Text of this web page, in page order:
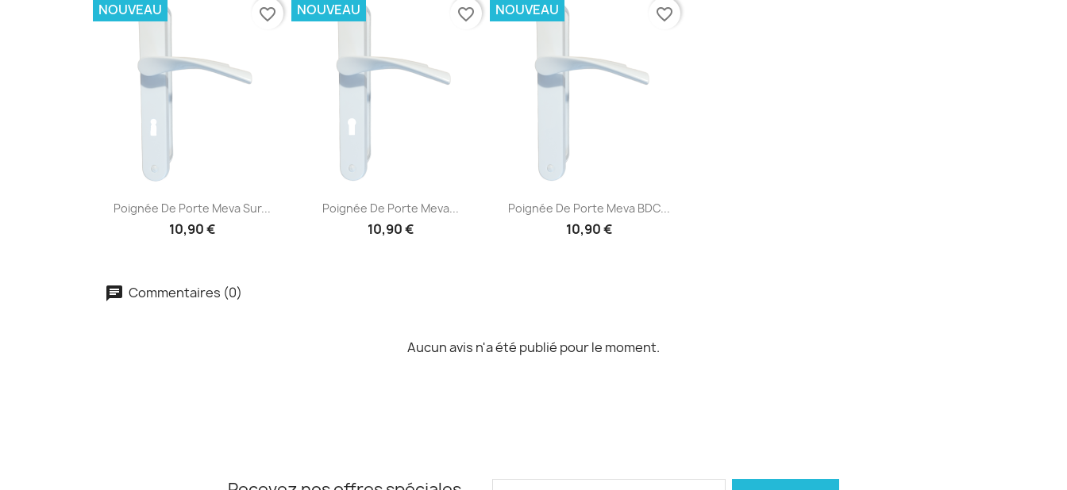
Aperçu rapide
Poignée De Porte Meva Sur...
10,90 €
NOUVEAU favorite_border
Aperçu rapide
Poignée De Porte Meva...
10,90 €
NOUVEAU favorite_border
 Aperçu rapide
Poignée De Porte Meva BDC...
10,90 €
NOUVEAU favorite_border
Commentaires (0)
Aucun avis n'a été publié pour le moment.